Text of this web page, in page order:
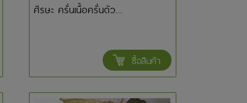
ศีรษะ ครั่นเนื้อครั่นตัว...
ซื้อสินค้า